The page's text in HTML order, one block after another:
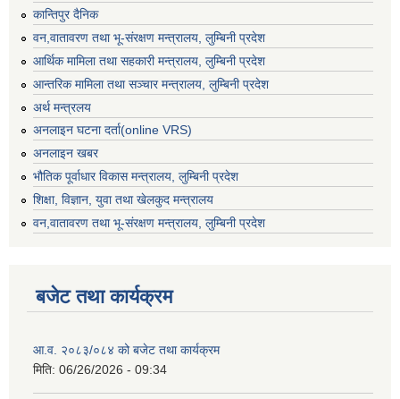
कान्तिपुर दैनिक
वन,वातावरण तथा भू-संरक्षण मन्त्रालय, लुम्बिनी प्रदेश
आर्थिक मामिला तथा सहकारी मन्त्रालय, लुम्बिनी प्रदेश
आन्तरिक मामिला तथा सञ्चार मन्त्रालय, लुम्बिनी प्रदेश
अर्थ मन्त्रलय
अनलाइन घटना दर्ता(online VRS)
अनलाइन खबर
भौतिक पूर्वाधार विकास मन्त्रालय, लुम्बिनी प्रदेश
शिक्षा, विज्ञान, युवा तथा खेलकुद मन्‍‍त्रालय
वन,वातावरण तथा भू-संरक्षण मन्त्रालय, लुम्बिनी प्रदेश
बजेट तथा कार्यक्रम
आ.व. २०८३/०८४ को बजेट तथा कार्यक्रम
मिति: 06/26/2026 - 09:34